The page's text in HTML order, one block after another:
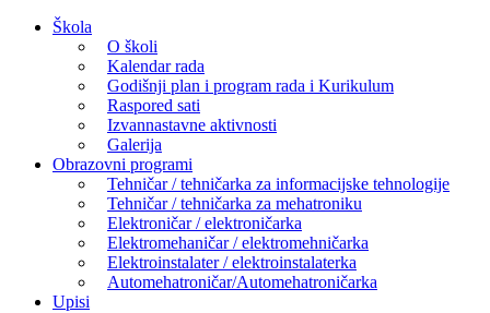
Skip
Škola
O školi
Kalendar rada
Godišnji plan i program rada i Kurikulum
Raspored sati
Izvannastavne aktivnosti
Galerija
Obrazovni programi
Tehničar / tehničarka za informacijske tehnologije
Tehničar / tehničarka za mehatroniku
Elektroničar / elektroničarka
Elektromehaničar / elektromehničarka
Elektroinstalater / elektroinstalaterka
Automehatroničar/Automehatroničarka
Upisi